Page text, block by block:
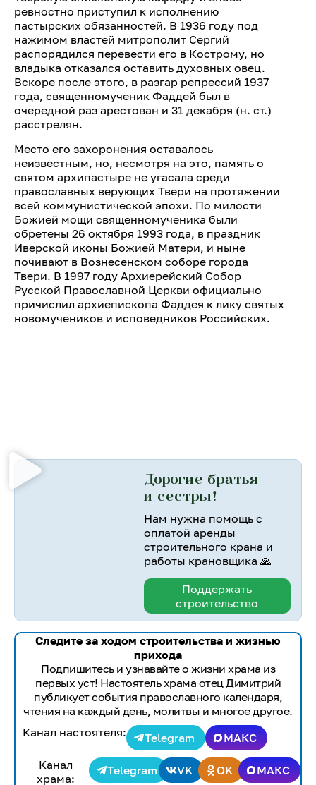
ревностно приступил к исполнению
пастырских обязанностей. В 1936 году под
нажимом властей митрополит Сергий
распорядился перевести его в Кострому, но
владыка отказался оставить духовных овец.
Вскоре после этого, в разгар репрессий 1937
года, священномученик Фаддей был в
очередной раз арестован и 31 декабря (н. ст.)
расстрелян.
Место его захоронения оставалось
неизвестным, но, несмотря на это, память о
святом архипастыре не угасала среди
православных верующих Твери на протяжении
всей коммунистической эпохи. По милости
Божией мощи священномученика были
обретены 26 октября 1993 года, в праздник
Иверской иконы Божией Матери, и ныне
почивают в Вознесенском соборе города
Твери. В 1997 году Архиерейский Собор
Русской Православной Церкви официально
причислил архиепископа Фаддея к лику святых
новомучеников и исповедников Российских.
Дорогие братья
и сестры!
Нам нужна помощь с
оплатой аренды
строительного крана и
работы крановщика 🙏
Поддержать
строительство
Следите за ходом строительства и жизнью
прихода
Подпишитесь и узнавайте о жизни храма из
первых уст! Настоятель храма отец Димитрий
публикует события православного календаря,
чтения на каждый день, молитвы и многое другое.
Канал настоятеля:
Telegram
МАКС
Канал
храма:
Telegram VK OK МАКС